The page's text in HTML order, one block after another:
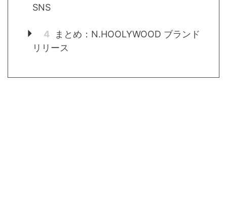
SNS
4
まとめ：N.HOOLYWOOD ブランド
リリース